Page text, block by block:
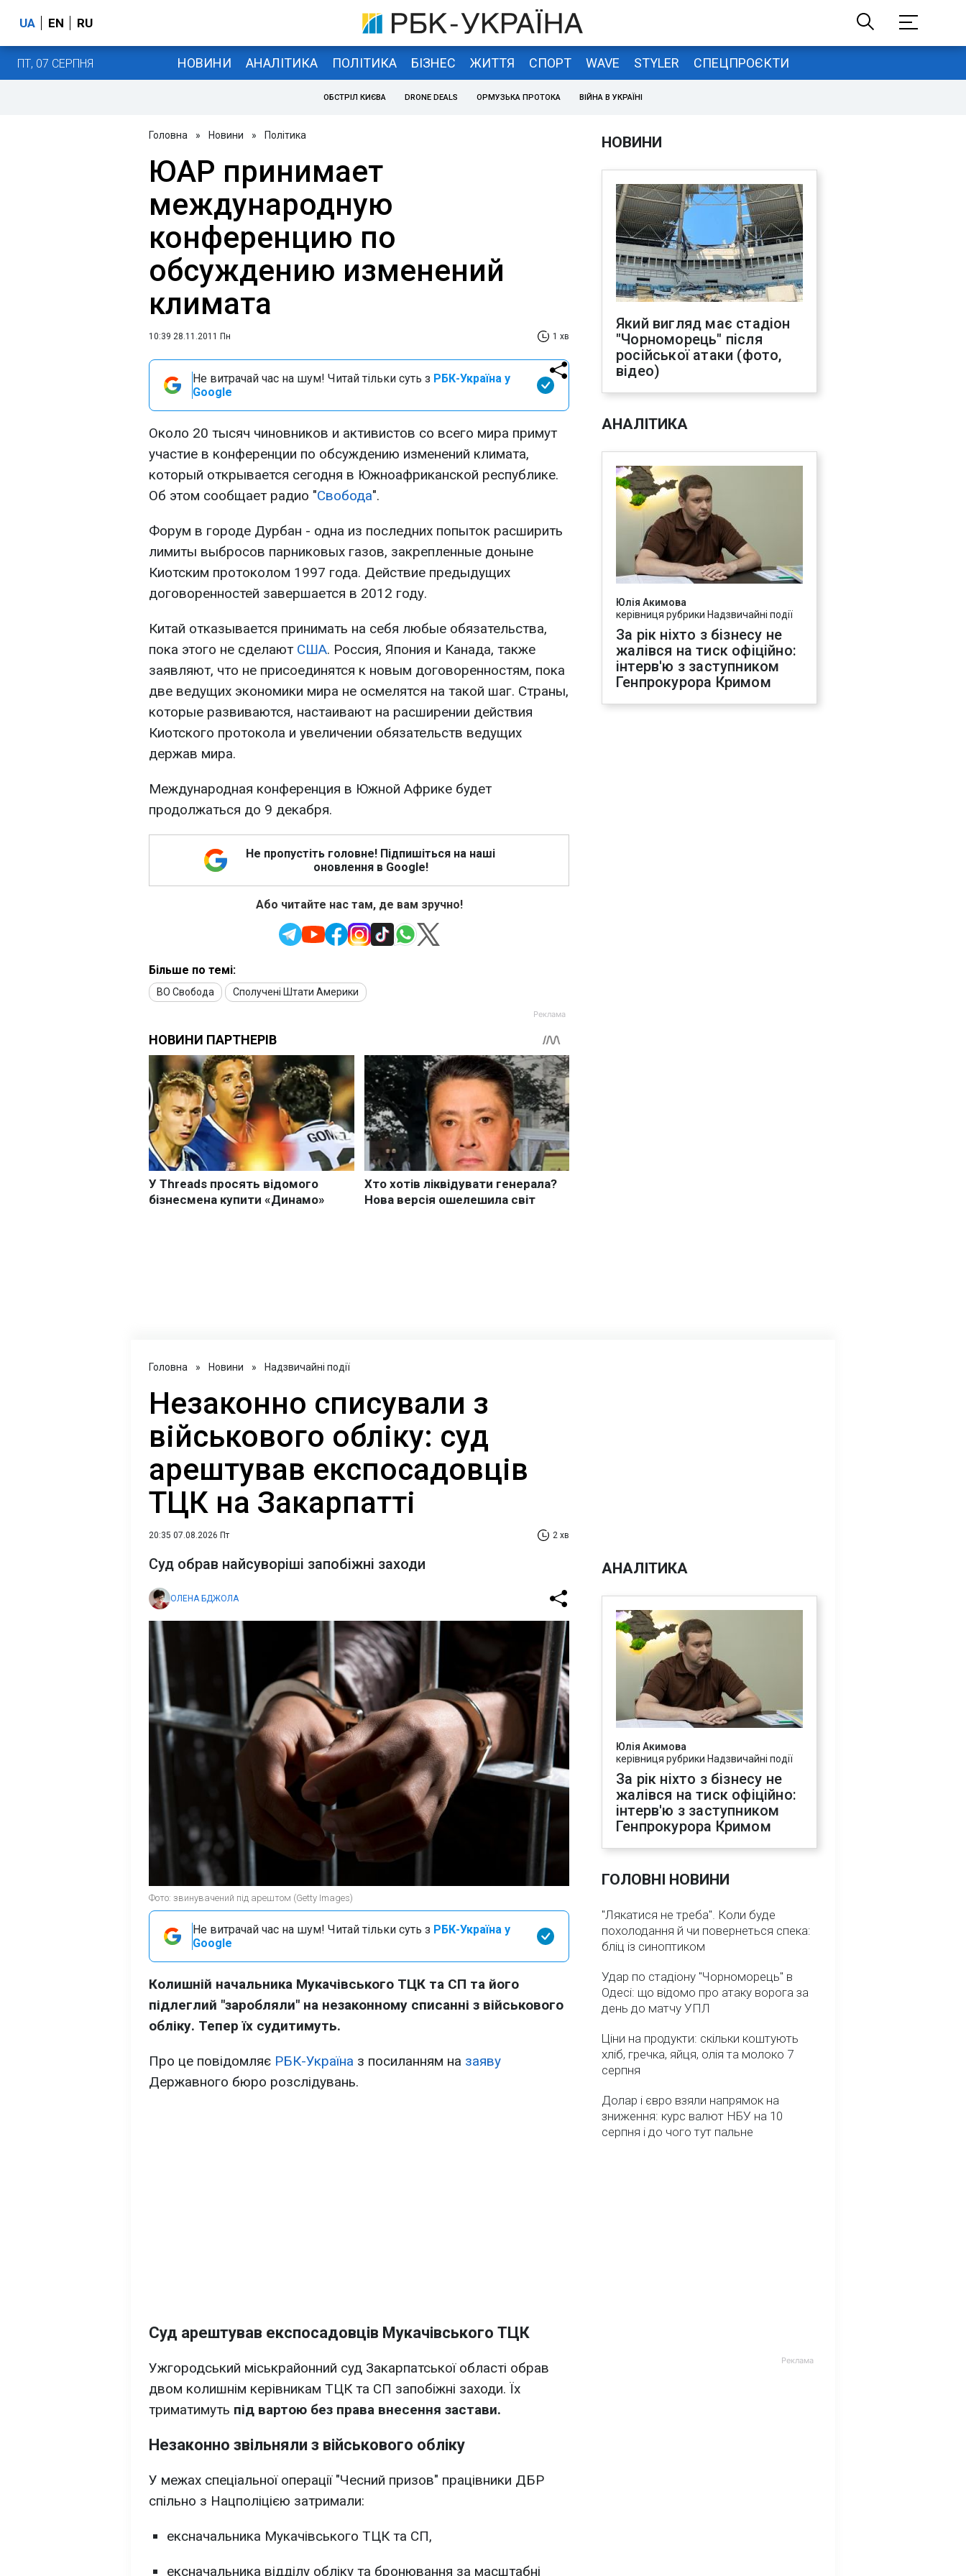
UA EN RU
ПТ, 07 СЕРПНЯ НОВИНИ АНАЛІТИКА ПОЛІТИКА БІЗНЕС ЖИТТЯ СПОРТ WAVE STYLER СПЕЦПРОЄКТИ
ОБСТРІЛ КИЄВА DRONE DEALS ОРМУЗЬКА ПРОТОКА ВІЙНА В УКРАЇНІ
Головна » Новини » Політика
ЮАР принимает
международную
конференцию по
обсуждению изменений
климата
10:39 28.11.2011 Пн 1 хв
Не витрачай час на шум! Читай тільки суть з РБК-Україна у
Google
Около 20 тысяч чиновников и активистов со всего мира примут
участие в конференции по обсуждению изменений климата,
который открывается сегодня в Южноафриканской республике.
Об этом сообщает радио "Свобода".
Форум в городе Дурбан - одна из последних попыток расширить
лимиты выбросов парниковых газов, закрепленные доныне
Киотским протоколом 1997 года. Действие предыдущих
договоренностей завершается в 2012 году.
Китай отказывается принимать на себя любые обязательства,
пока этого не сделают США. Россия, Япония и Канада, также
заявляют, что не присоединятся к новым договоренностям, пока
две ведущих экономики мира не осмелятся на такой шаг. Страны,
которые развиваются, настаивают на расширении действия
Киотского протокола и увеличении обязательств ведущих
держав мира.
Международная конференция в Южной Африке будет
продолжаться до 9 декабря.
Не пропустіть головне! Підпишіться на наші
оновлення в Google!
Або читайте нас там, де вам зручно!
Більше по темі:
ВО Свобода Сполучені Штати Америки
НОВИНИ
Який вигляд має стадіон
"Чорноморець" після
російської атаки (фото,
відео)
АНАЛІТИКА
Юлія Акимова
керівниця рубрики Надзвичайні події
За рік ніхто з бізнесу не
жалівся на тиск офіційно:
інтерв'ю з заступником
Генпрокурора Кримом
Головна » Новини » Надзвичайні події
Незаконно списували з
військового обліку: суд
арештував експосадовців
ТЦК на Закарпатті
20:35 07.08.2026 Пт 2 хв
Суд обрав найсуворіші запобіжні заходи
ОЛЕНА БДЖОЛА
Фото: звинувачений під арештом (Getty Images)
Не витрачай час на шум! Читай тільки суть з РБК-Україна у
Google
Колишній начальника Мукачівського ТЦК та СП та його
підлеглий "заробляли" на незаконному списанні з військового
обліку. Тепер їх судитимуть.
Про це повідомляє РБК-Україна з посиланням на заяву
Державного бюро розслідувань.
Суд арештував експосадовців Мукачівського ТЦК
Ужгородський міськрайонний суд Закарпатської області обрав
двом колишнім керівникам ТЦК та СП запобіжні заходи. Їх
триматимуть під вартою без права внесення застави.
Незаконно звільняли з військового обліку
У межах спеціальної операції "Чесний призов" працівники ДБР
спільно з Нацполіцією затримали:
ексначальника Мукачівського ТЦК та СП,
ексначальника відділу обліку та бронювання за масштабні
АНАЛІТИКА
Юлія Акимова
керівниця рубрики Надзвичайні події
За рік ніхто з бізнесу не
жалівся на тиск офіційно:
інтерв'ю з заступником
Генпрокурора Кримом
ГОЛОВНІ НОВИНИ
"Лякатися не треба". Коли буде
похолодання й чи повернеться спека:
бліц із синоптиком
Удар по стадіону "Чорноморець" в
Одесі: що відомо про атаку ворога за
день до матчу УПЛ
Ціни на продукти: скільки коштують
хліб, гречка, яйця, олія та молоко 7
серпня
Долар і євро взяли напрямок на
зниження: курс валют НБУ на 10
серпня і до чого тут пальне